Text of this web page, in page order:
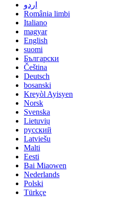
اردو
România limbi
Italiano
magyar
English
suomi
Български
Čeština
Deutsch
bosanski
Kreyòl Ayisyen
Norsk
Svenska
Lietuvių
русский
Latviešu
Malti
Eesti
Bai Miaowen
Nederlands
Polski
Türkçe